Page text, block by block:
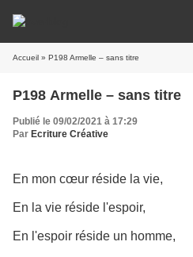
Accueil » P198 Armelle – sans titre
P198 Armelle – sans titre
Publié le 09/02/2021 à 17:29
Par Ecriture Créative
En mon cœur réside la vie,
En la vie réside l'espoir,
En l'espoir réside un homme,